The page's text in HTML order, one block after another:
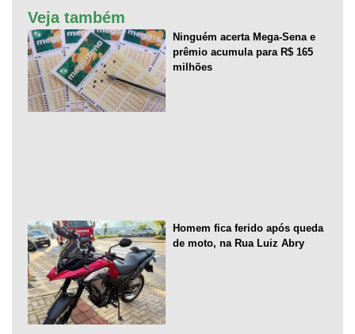
Veja também
Ninguém acerta Mega-Sena e
prêmio acumula para R$ 165
milhões
Homem fica ferido após queda
de moto, na Rua Luiz Abry